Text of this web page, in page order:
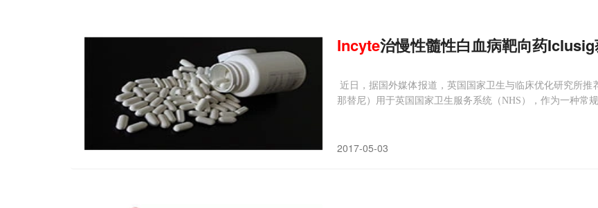
Incyte治慢性髓性白血病靶向药
近日，据国外媒体报道，英国国家卫生与临床优化研究所推
那替尼）用于英国国家卫生服务系统（NHS），作为一种常
2017-05-03